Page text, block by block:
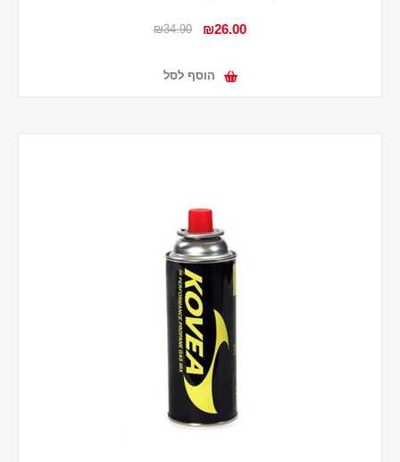
₪26.00
₪34.90
הוסף לסל